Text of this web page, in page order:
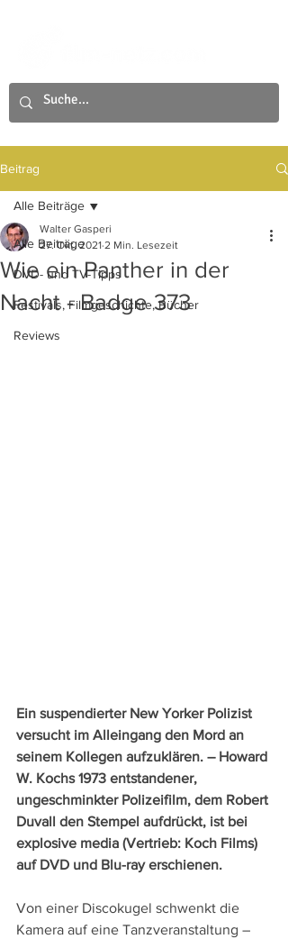
Beitrag
Alle Beiträge
DVD- und TV-Tipps
Festivals, Filmgeschichte, Bücher
Reviews
Alle Beiträge
Wie ein Panther in der
Nacht - Badge 373
Walter Gasperi
27. Okt. 2021 2 Min. Lesezeit
Ein suspendierter New Yorker Polizist
versucht im Alleingang den Mord an
seinem Kollegen aufzuklären. – Howard
W. Kochs 1973 entstandener,
ungeschminkter Polizeifilm, dem Robert
Duvall den Stempel aufdrückt, ist bei
explosive media (Vertrieb: Koch Films)
auf DVD und Blu-ray erschienen.
Von einer Discokugel schwenkt die
Kamera auf eine Tanzveranstaltung –